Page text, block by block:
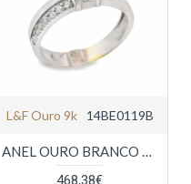
L&f Ouro 9k 14BE0119B
ANEL OURO BRANCO 9K
468,38€